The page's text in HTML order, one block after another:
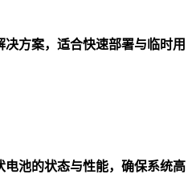
方案，适合快速部署与临时用
池的状态与性能，确保系统高